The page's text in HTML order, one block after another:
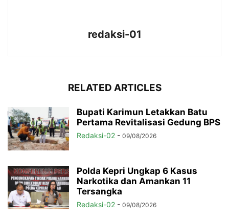
redaksi-01
RELATED ARTICLES
Bupati Karimun Letakkan Batu
Pertama Revitalisasi Gedung BPS
Redaksi-02 - 09/08/2026
Polda Kepri Ungkap 6 Kasus
Narkotika dan Amankan 11
Tersangka
Redaksi-02 - 09/08/2026